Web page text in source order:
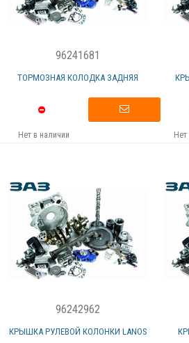
96241681
ТОРМОЗНАЯ КОЛОДКА ЗАДНЯЯ
Нет в наличии Нет
96242962
КРЫШКА РУЛЕВОЙ КОЛОНКИ LANOS